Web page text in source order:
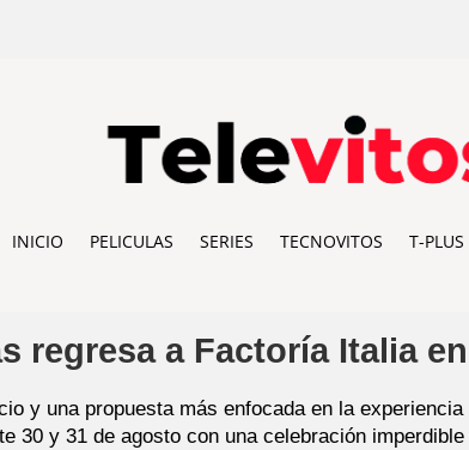
INICIO PELICULAS SERIES TECNOVITOS T-PLUS
regresa a Factoría Italia
y una propuesta más enfocada en la
30 y 31 de agosto con una celebración